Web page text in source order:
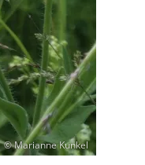
© Marianne Kunkel